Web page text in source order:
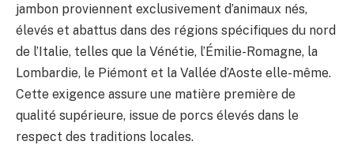
jambon proviennent exclusivement d’animaux nés,
élevés et abattus dans des régions spécifiques du nord
de l’Italie, telles que la Vénétie, l’Émilie-Romagne, la
Lombardie, le Piémont et la Vallée d’Aoste elle-même.
Cette exigence assure une matière première de
qualité supérieure, issue de porcs élevés dans le
respect des traditions locales.